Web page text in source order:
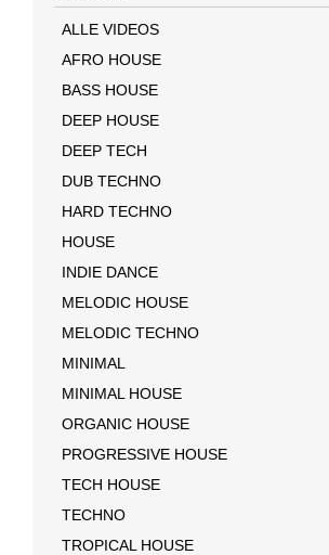
ALLE VIDEOS
AFRO HOUSE
BASS HOUSE
DEEP HOUSE
DEEP TECH
DUB TECHNO
HARD TECHNO
HOUSE
INDIE DANCE
MELODIC HOUSE
MELODIC TECHNO
MINIMAL
MINIMAL HOUSE
ORGANIC HOUSE
PROGRESSIVE HOUSE
TECH HOUSE
TECHNO
TROPICAL HOUSE